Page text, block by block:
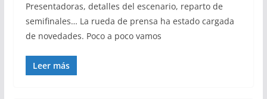
Presentadoras, detalles del escenario, reparto de
semifinales… La rueda de prensa ha estado cargada
de novedades. Poco a poco vamos
Leer más